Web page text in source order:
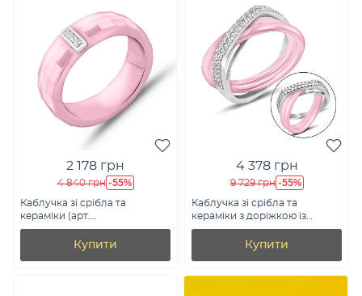
2 178 грн
4 840 грн -55%
Каблучка зі срібла та
кераміки (арт.
7501/1885949кмр)
Купити
4 378 грн
9 729 грн -55%
Каблучка зі срібла та
кераміки з доріжкою із
фіанітів (арт. 7501/1903988кмр)
Купити